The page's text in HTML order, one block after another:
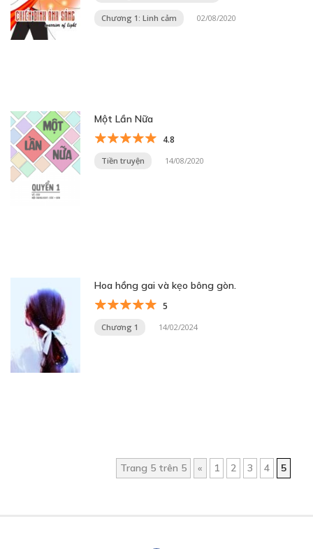
Chương 1: Linh cảm 02/08/2020
Một Lần Nữa
4.8
Tiền truyện 14/08/2020
Hoa hồng gai và kẹo bông gòn.
5
Chương 1 14/02/2024
Trang 5 trên 5 « 1 2 3 4 5